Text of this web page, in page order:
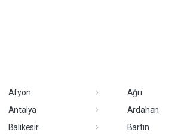
Afyon
Ağrı
Antalya
Ardahan
Balıkesir
Bartın